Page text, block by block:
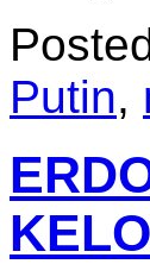
Putin,